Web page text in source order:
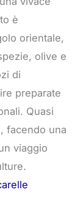
è
orientale,
olive e
di
preparate
Quasi
facendo una
viaggio